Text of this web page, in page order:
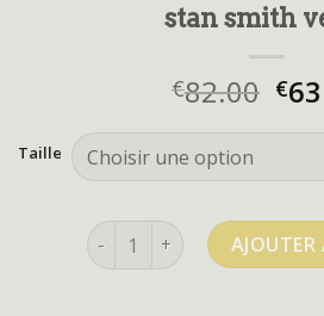
stan smith
€82.00 €
Taille
quantité de stan smith
AJOUTER